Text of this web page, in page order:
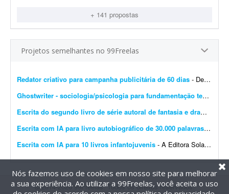
+ 141 propostas
Projetos semelhantes no 99Freelas
Redator criativo para campanha publicitária de 60 dias - Desenvolver supervisão editorial, definição de objetivos, escrita de títulos e blocos de texto e definição do estilo de campanha para uma campanha publicit...
Ghostwriter - sociologia/psicologia para fundamentação teórica
Escrita do segundo livro de série autoral de fantasia e drama
Escrita com IA para livro autobiográfico de 30.000 palavras
- A
Escrita com IA para 10 livros infantojuvenis - A Editora Solano busca um profissional especializado em Inteligência Artificial e escrita criativa para desenvolver 10 livros completos, com aproximadamente 10 mil palavras cada, utilizando f...
@2014-2026 99Freelas. Todos os direitos reservados.
Nós fazemos uso de cookies em nosso site para melhorar
a sua experiência. Ao utilizar a 99Freelas, você aceita o uso